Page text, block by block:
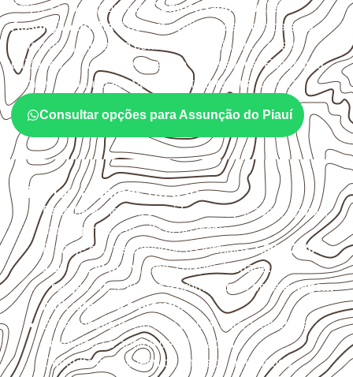
Empresas que procuram
Compensado Naval em
Assunção do Piauídevem avaliar onde a chapa será
instalada, qual será o contato com umidade e quais
cuidados de acabamento serão necessários. Espessura,
formato e quantidade também interferem na compra.
Consultar opções para Assunção do Piauí
Critérios técnicos de uso
Escolha a medida considerando aplicação, apoios,
montagem e especificação técnica.
Planeje o corte conforme os formatos1,60 × 2,20 m e
1,60 × 2,50 m, sujeitos à disponibilidade.
Proteja cortes, furos e extremidades com aselagem
indicada para o projeto.
Evite contato direto com o solo, chuva, umidade
acumulada e apoios desnivelados.
Consulte a ficha técnica antes de aplicações